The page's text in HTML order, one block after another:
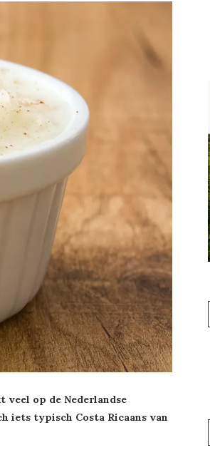
veel op de Nederlandse
iets typisch Costa Ricaans van